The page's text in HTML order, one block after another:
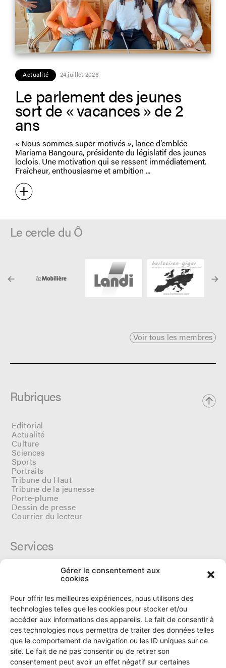
Gérer le consentement aux
cookies
Pour offrir les meilleures expériences, nous utilisons des
technologies telles que les cookies pour stocker et/ou
accéder aux informations des appareils. Le fait de consentir à
ces technologies nous permettra de traiter des données telles
que le comportement de navigation ou les ID uniques sur ce
site. Le fait de ne pas consentir ou de retirer son
consentement peut avoir un effet négatif sur certaines
Actualité 24 juillet 2026
Le parlement des jeunes
sort de « vacances » de 2
ans
« Nous sommes super motivés », lance d’emblée
Mariama Bangoura, présidente du législatif des jeunes
loclois. Une motivation qui se ressent immédiatement.
Fraîcheur, enthousiasme et ambition
Le cercle du Ô
Voir tous les membres
Rubriques
Editorial
Actualité
Culture
Sciences
Sports
Portraits
Tribune du Haut
Tribune de la jeunesse
Porte-plume
Dessin de presse
Courrier du lecteur
Services
Tarifs et dates de parutions
Politique de cookies
Politique de confidentialité
Le Ô